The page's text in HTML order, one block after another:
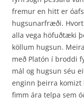
fremur en hitt er
hugsunarfræði.
alla vega höfuðtæki
köllum hugsun.
með Platón í broddi
mál og hugsun séu
enginn þeirra komizt
fimm ára telpa sem